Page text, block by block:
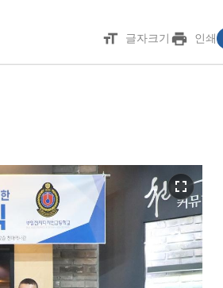
format_size 글자크기 print 인쇄
fullscreen